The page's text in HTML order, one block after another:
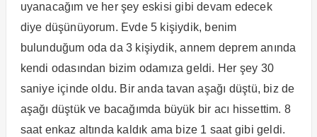
uyanacağım ve her şey eskisi gibi devam edecek
diye düşünüyorum. Evde 5 kişiydik, benim
bulunduğum oda da 3 kişiydik, annem deprem anında
kendi odasından bizim odamıza geldi. Her şey 30
saniye içinde oldu. Bir anda tavan aşağı düştü, biz de
aşağı düştük ve bacağımda büyük bir acı hissettim. 8
saat enkaz altında kaldık ama bize 1 saat gibi geldi.